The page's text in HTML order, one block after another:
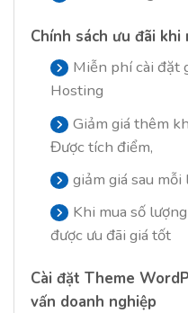
Chính sách ưu đãi
Miễn phí cài đặt
Hosting
Giảm giá thêm
Được tích điểm,
giảm giá sau
Khi mua số
được ưu đãi giá tốt
Cài đặt Theme
vấn doanh nghiệp